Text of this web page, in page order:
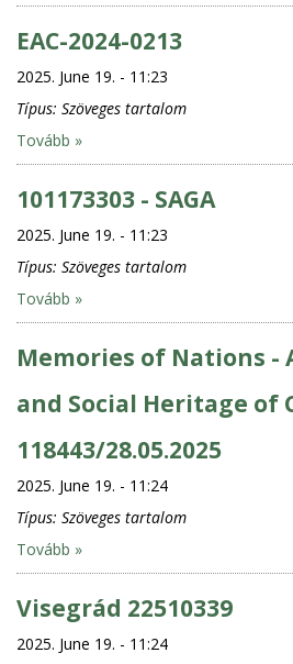
EAC-2024-0213
2025. June 19. - 11:23
Típus: Szöveges tartalom
Tovább »
101173303 - SAGA
2025. June 19. - 11:23
Típus: Szöveges tartalom
Tovább »
Memories of Nations
and Social Heritage of
118443/28.05.2025
2025. June 19. - 11:24
Típus: Szöveges tartalom
Tovább »
Visegrád 22510339
2025. June 19. - 11:24